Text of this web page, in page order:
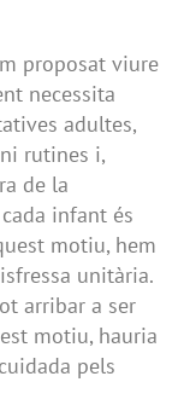
proposat viure
necessita
adultes,
rutines i,
de la
infant és
motiu, hem
unitària.
arribar a ser
motiu, hauria
pels